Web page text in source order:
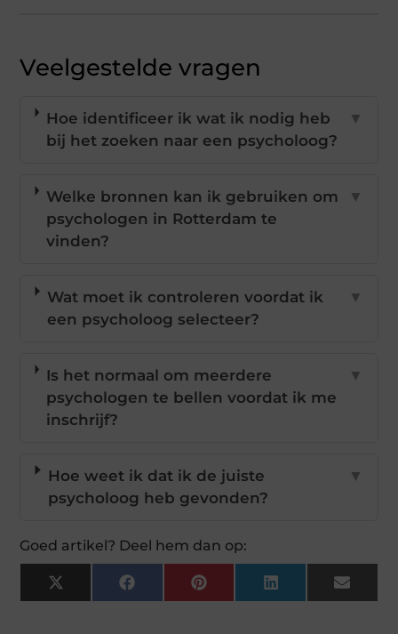
Veelgestelde vragen
Hoe identificeer ik wat ik nodig heb
bij het zoeken naar een psycholoog?
▼
Welke bronnen kan ik gebruiken om
psychologen in Rotterdam te
vinden?
▼
Wat moet ik controleren voordat ik
een psycholoog selecteer?
▼
Is het normaal om meerdere
psychologen te bellen voordat ik me
inschrijf?
▼
Hoe weet ik dat ik de juiste
psycholoog heb gevonden?
▼
Goed artikel? Deel hem dan op:
X
(Twitter)
FacebookPinterestLinkedInEmail